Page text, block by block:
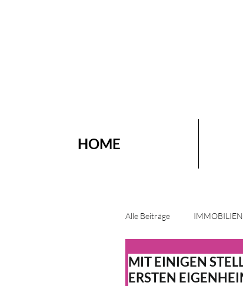
HOME
Alle Beiträge
ENERGIE UND
MIT EINIGEN
ERSTEN